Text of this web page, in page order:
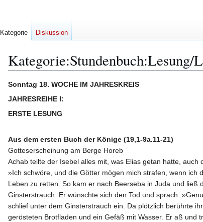
Kategorie:Stundenbuch:Lesung/
Zur
Navigation
Zur
Suche
Sonntag 18. WOCHE IM JAHRESKREIS
JAHRESREIHE I:
ERSTE LESUNG
Aus dem ersten Buch der Könige (19,1-9a.11-21)
Gotteserscheinung am Berge Horeb
Achab teilte der Isebel alles mit, was Elias getan hatte,
»Ich schwöre, und die Götter mögen mich strafen, wenn ich
Leben zu retten. So kam er nach Beerseba in Juda und
Ginsterstrauch. Er wünschte sich den Tod und sprach:
schlief unter dem Ginsterstrauch ein. Da plötzlich berührte
gerösteten Brotfladen und ein Gefäß mit Wasser. Er aß und
Kategorie Diskussion